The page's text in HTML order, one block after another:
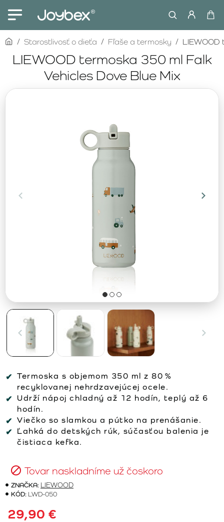
LIEWOOD termoska 350 ml Falk
Vehicles Dove Blue Mix
homeStarostlivosť o dieťa Fľaše a termosky LIEWOOD
Termoska s objemom 350 ml z 80 %
recyklovanej nehrdzavejúcej ocele.
Udrží nápoj chladný až 12 hodín, teplý až 6
hodín.
Viečko so slamkou a pútko na prenášanie.
Ľahká do detských rúk, súčasťou balenia je
čistiaca kefka.
Tovar naskladníme už čoskoro
ZNAČKA: LIEWOOD
KÓD: LWD-050
29,90 €